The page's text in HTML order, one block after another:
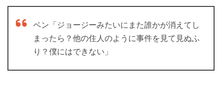
ベン「ジョージーみたいにまた誰かが消えてし
まったら？他の住人のように事件を見て見ぬふ
り？僕にはできない」